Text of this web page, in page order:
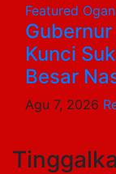
Featured
Kunci
Besar
Agu 7, 2026